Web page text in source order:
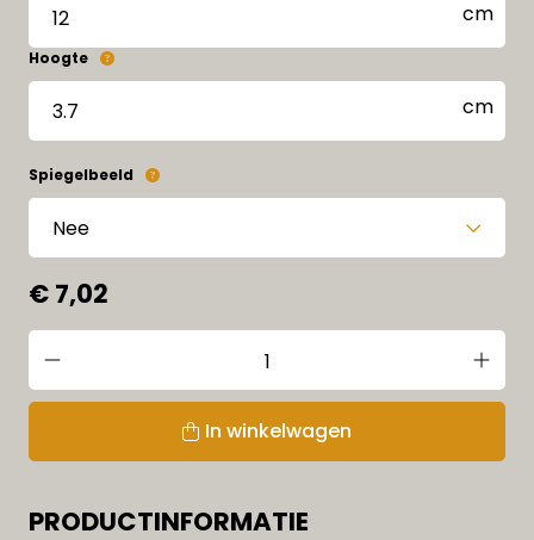
Hoogte
Spiegelbeeld
€ 7,02
In winkelwagen
PRODUCTINFORMATIE